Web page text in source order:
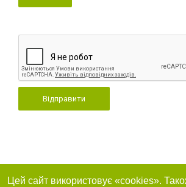
Відправити
Цей сайт використовує «cookies».